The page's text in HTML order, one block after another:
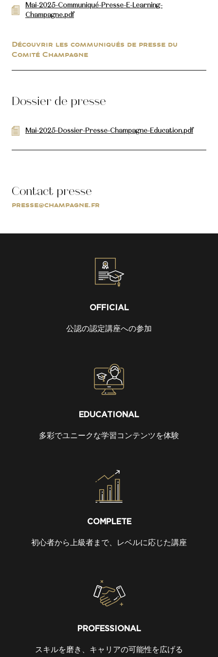
Mai-2025-Communiqué-Presse-E-Learning-
Champagne.pdf
Découvrir les communiqués de presse du
Comité Champagne
Dossier de presse
Mai-2025-Dossier-Presse-Champagne-Education.pdf
Contact presse
presse@champagne.fr
OFFICIAL
公認の認定講座への参加
EDUCATIONAL
多彩でユニークな学習コンテンツを体験
COMPLETE
初心者から上級者まで、レベルに応じた講座
PROFESSIONAL
スキルを磨き、キャリアの可能性を広げる